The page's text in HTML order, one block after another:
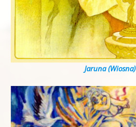
Jaruna (Wiosna)